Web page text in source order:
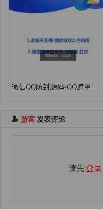
微信QQ防封源码-QQ遮罩跳转页面/内置浏览器打开提示美化版
游客 发表评论
请先 登录